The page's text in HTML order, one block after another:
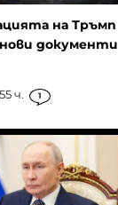
на Тръмп
документи
ч. 1